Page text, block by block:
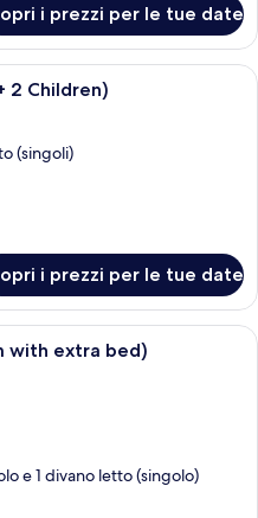
i prezzi per le tue date
Copriletto in piuma, minibar, una
2 Children)
(singoli)
i prezzi per le tue date
Copriletto in piuma, minibar, una
with extra bed)
e 1 divano letto (singolo)